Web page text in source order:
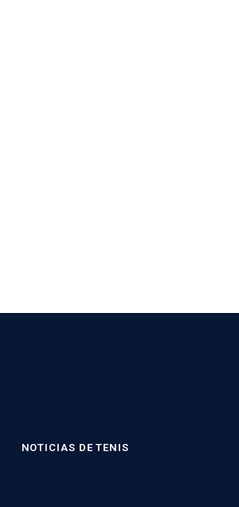
NOTICIAS DE TENIS